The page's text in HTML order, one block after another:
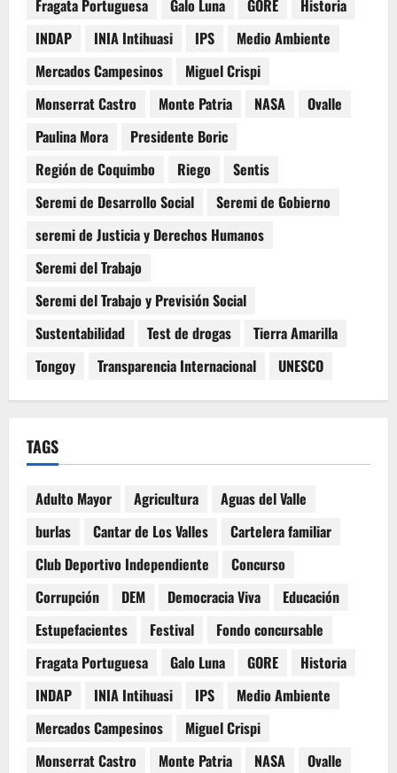
Fragata Portuguesa Galo Luna GORE
Historia
INDAP
INIA Intihuasi IPS
Medio Ambiente
Mercados Campesinos
Miguel Crispi
Monserrat Castro
Monte Patria NASA
Ovalle
Paulina Mora
Presidente Boric
Región de Coquimbo
Riego
Sentis
Seremi de Desarrollo Social
Seremi de Gobierno
seremi de Justicia y Derechos Humanos
Seremi del Trabajo
Seremi del Trabajo y Previsión Social
Sustentabilidad
Test de drogas
Tierra Amarilla
Tongoy
Transparencia Internacional UNESCO
TAGS
Adulto Mayor Agricultura
Aguas del Valle
burlas
Cantar de Los Valles
Cartelera familiar
Club Deportivo Independiente
Concurso
Corrupción
DEM Democracia Viva
Educación
Estupefacientes
Festival
Fondo concursable
Fragata Portuguesa
Galo Luna GORE
Historia
INDAP
INIA Intihuasi IPS
Medio Ambiente
Mercados Campesinos
Miguel Crispi
Monserrat Castro
Monte Patria NASA
Ovalle